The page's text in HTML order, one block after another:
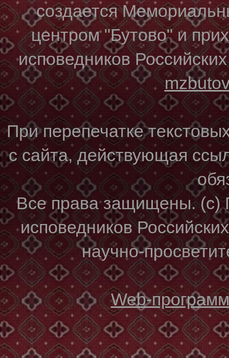
создается
центром "Бутово" и
исповедников
При перепечатке
с сайта, действующая
Все права защищены. (с)
исповедников
научно-
Web-